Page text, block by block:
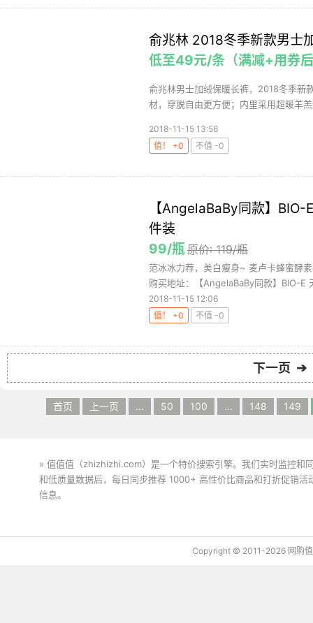
俞兆林 2018冬季新款男士
低至49元/条（满减+用券
俞兆林男士加绒保暖长裤，2018冬季新
材，穿脱自由更方便；内里采用超暖羊
2018-11-15 13:56
值！ +0
不值 -0
【AngelaBaBy同款】
件装
99/瓶原价: 119/瓶
范冰冰力荐，美白瘦身~ 麦卢卡蜂蜜酵
购买地址：【AngelaBaBy同款】BIO-E
2018-11-15 12:06
值！ +0
不值 -0
下一页 ➔
首页 上一页 ... 50 100 ... 148 149
» 值值值（zhizhizhi.com）是一个特价搜索引擎。我们实时监控和
和低质量数据后，每日同步推荐 1000+ 高性价比商品和打折促销
信息。
Copyright © 2011-2026 网购